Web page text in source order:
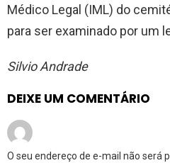
Médico Legal (IML) do
para ser examinado por um
Silvio Andrade
DEIXE UM COMENTÁRIO
O seu endereço de e-mail não será